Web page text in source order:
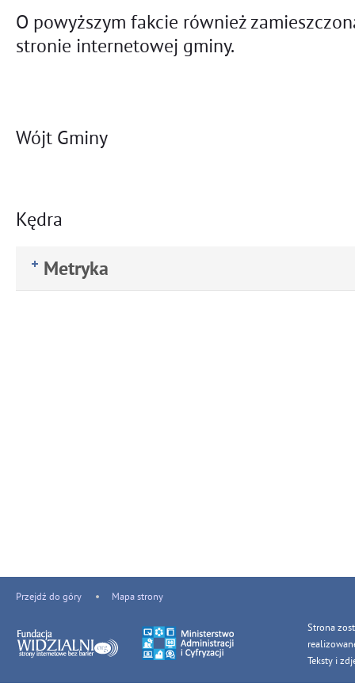
O powyższym fakcie również
stronie internetowej gminy.
Wójt Gminy
Kędra
Metryka
Przejdź do góry Mapa strony
Strona
Teksty i